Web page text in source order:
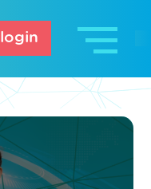
login